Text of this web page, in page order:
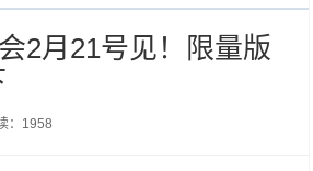
2月21号见！限量版
：1958